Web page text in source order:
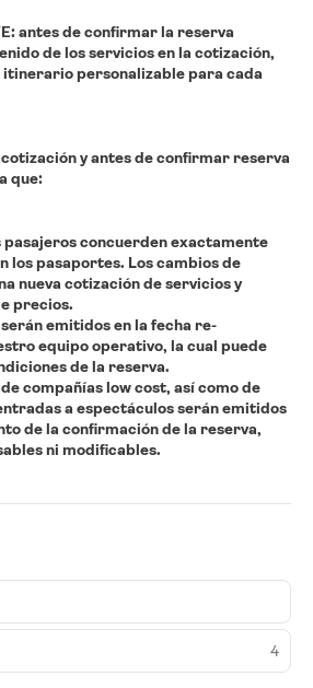
antes de confirmar la reserva
de los servicios en la cotización,
itinerario personalizable para cada
y antes de confirmar reserva
que:
pasajeros concuerden exactamente
los pasaportes. Los cambios de
nueva cotización de servicios y
precios.
emitidos en la fecha re-
equipo operativo, la cual puede
de la reserva.
compañías low cost, así como de
a espectáculos serán emitidos
de la confirmación de la reserva,
ni modificables.
4